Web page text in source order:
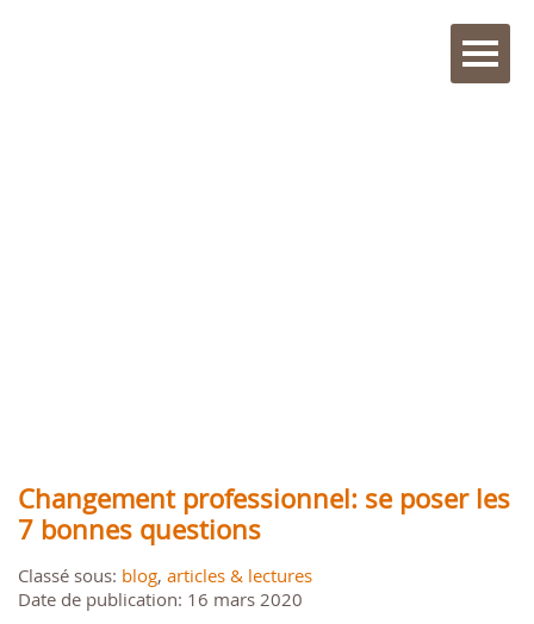
Changement professionnel: se poser les
7 bonnes questions
Classé sous: blog, articles & lectures
Date de publication: 16 mars 2020